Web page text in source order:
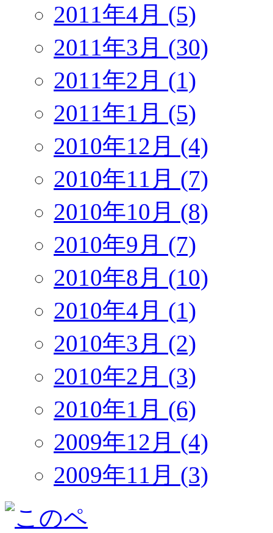
2011年4月 (5)
2011年3月 (30)
2011年2月 (1)
2011年1月 (5)
2010年12月 (4)
2010年11月 (7)
2010年10月 (8)
2010年9月 (7)
2010年8月 (10)
2010年4月 (1)
2010年3月 (2)
2010年2月 (3)
2010年1月 (6)
2009年12月 (4)
2009年11月 (3)